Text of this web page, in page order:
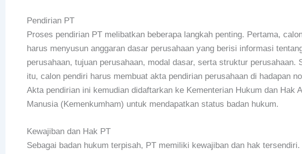
Pendirian PT
Proses pendirian PT melibatkan beberapa langkah penting. Pertama,
harus menyusun anggaran dasar perusahaan yang berisi informasi
perusahaan, tujuan perusahaan, modal dasar, serta struktur perusahaan.
itu, calon pendiri harus membuat akta pendirian perusahaan di hadapan
Akta pendirian ini kemudian didaftarkan ke Kementerian Hukum dan Hak
Manusia (Kemenkumham) untuk mendapatkan status badan hukum.
Kewajiban dan Hak PT
Sebagai badan hukum terpisah, PT memiliki kewajiban dan hak tersendiri.